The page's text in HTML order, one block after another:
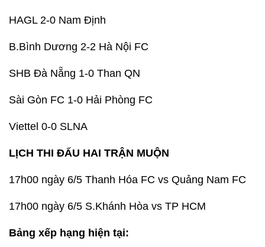
HAGL 2-0 Nam Định
B.Bình Dương 2-2 Hà Nội FC
SHB Đà Nẵng 1-0 Than QN
Sài Gòn FC 1-0 Hải Phòng FC
Viettel 0-0 SLNA
LỊCH THI ĐẤU HAI TRẬN MUỘN
17h00 ngày 6/5 Thanh Hóa FC vs Quảng Nam FC
17h00 ngày 6/5 S.Khánh Hòa vs TP HCM
Bảng xếp hạng hiện tại: